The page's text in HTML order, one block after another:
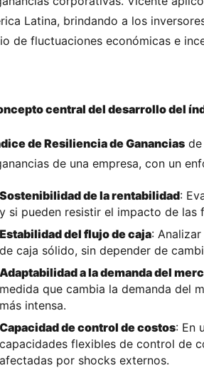
Latina, brindando a los
de fluctuaciones económicas e
central del desarrollo del
de Resiliencia de Ganancias
de una empresa, con un
Sostenibilidad de la rentabilidad:
y si pueden resistir el impacto de las
Estabilidad del flujo de caja:
de caja sólido, sin depender de
Adaptabilidad a la demanda del
medida que cambia la demanda del
más intensa.
Capacidad de control de costos: En
capacidades flexibles de control de
afectadas por shocks externos.